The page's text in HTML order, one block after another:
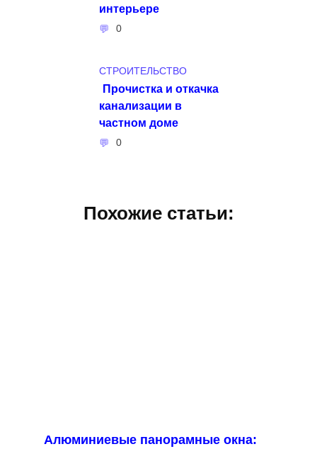
интерьере
0
СТРОИТЕЛЬСТВО
Прочистка и откачка
канализации в
частном доме
0
Похожие статьи:
Алюминиевые панорамные окна: